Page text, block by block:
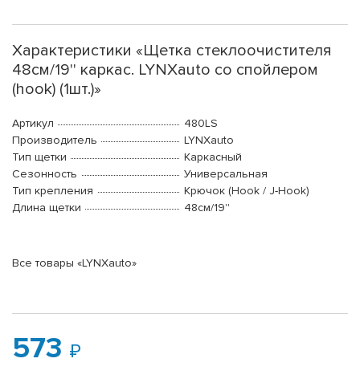
Характеристики «Щетка стеклоочистителя
48см/19'' каркас. LYNXauto со спойлером
(hook) (1шт.)»
Артикул
480LS
Производитель
LYNXauto
Тип щетки
Каркасный
Сезонность
Универсальная
Тип крепления
Крючок (Hook / J-Hook)
Длина щетки
48см/19''
Все товары «LYNXauto»
573